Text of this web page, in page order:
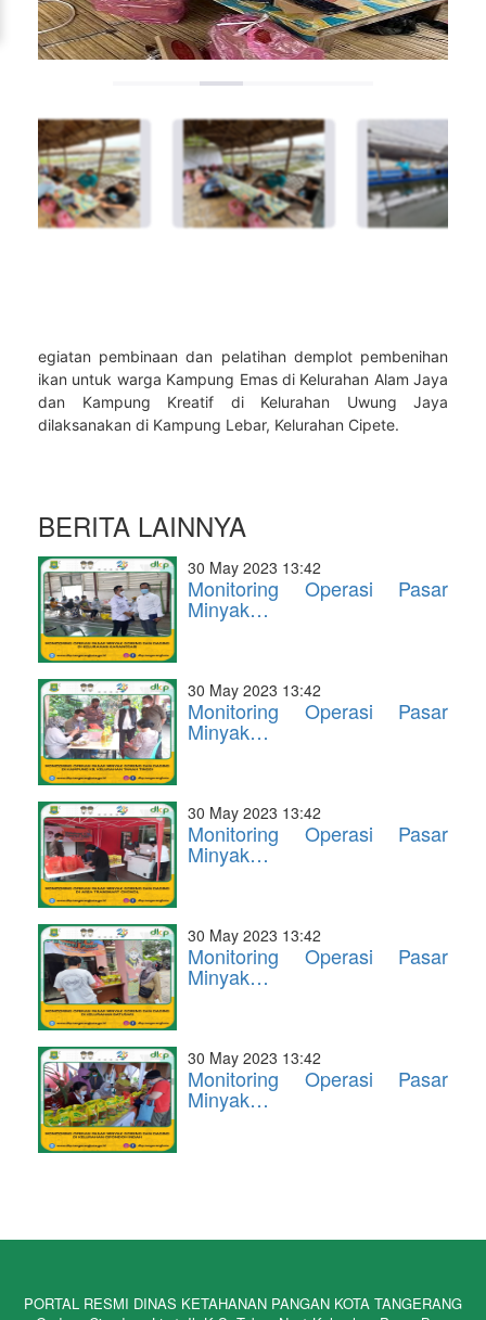
egiatan pembinaan dan pelatihan demplot pembenihan
ikan untuk warga Kampung Emas di Kelurahan Alam Jaya
dan Kampung Kreatif di Kelurahan Uwung Jaya
dilaksanakan di Kampung Lebar, Kelurahan Cipete.
BERITA LAINNYA
30 May 2023 13:42
Monitoring Operasi Pasar
Minyak…
30 May 2023 13:42
Monitoring Operasi Pasar
Minyak…
30 May 2023 13:42
Monitoring Operasi Pasar
Minyak…
30 May 2023 13:42
Monitoring Operasi Pasar
Minyak…
30 May 2023 13:42
Monitoring Operasi Pasar
Minyak…
PORTAL RESMI DINAS KETAHANAN PANGAN KOTA TANGERANG